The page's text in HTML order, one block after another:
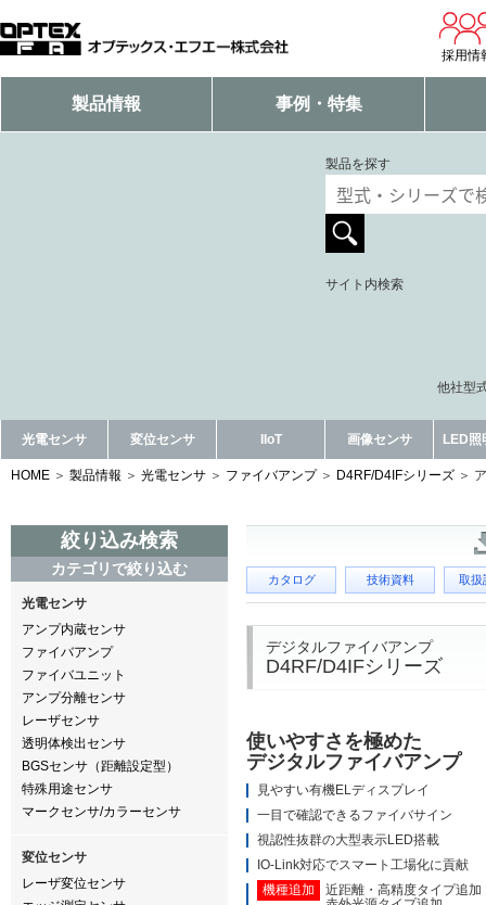
採用情
製品情報 事例・特集
製品を探す
サイト内検索
他社型
光電センサ 変位センサ IIoT 画像センサ LED照
HOME 製品情報 光電センサ ファイバアンプ D4RF/D4IFシリーズ
絞り込み検索
カテゴリで絞り込む
光電センサ
アンプ内蔵センサ
ファイバアンプ
ファイバユニット
アンプ分離センサ
レーザセンサ
透明体検出センサ
BGSセンサ（距離設定型）
特殊用途センサ
マークセンサ/カラーセンサ
変位センサ
レーザ変位センサ
カタログ 技術資料 取扱
デジタルファイバアンプ
D4RF/D4IFシリーズ
使いやすさを極めた
デジタルファイバアンプ
見やすい有機ELディスプレイ
一目で確認できるファイバサイン
視認性抜群の大型表示LED搭載
IO-Link対応でスマート工場化に貢献
機種追加
近距離・⾼精度タイプ追加